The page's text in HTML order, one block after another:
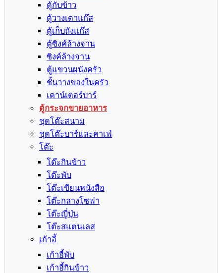
ตู้กับข้าว
ตู้วางเตาแก๊ส
ตู้เก็บถังแก๊ส
ตู้ซิงค์ล้างจาน
ซิงค์ล้างจาน
ตู้แขวนผนังครัว
ชั้นวางของในครัว
เคาน์เตอร์บาร์
ตู้กระจกขายอาหาร
ชุดโต๊ะสนาม
ชุดโต๊ะบาร์และคาเฟ่
โต๊ะ
โต๊ะกินข้าว
โต๊ะพับ
โต๊ะเขียนหนังสือ
โต๊ะกลางโซฟา
โต๊ะญี่ปุ่น
โต๊ะสแตนเลส
เก้าอี้
เก้าอี้พับ
เก้าอี้กินข้าว